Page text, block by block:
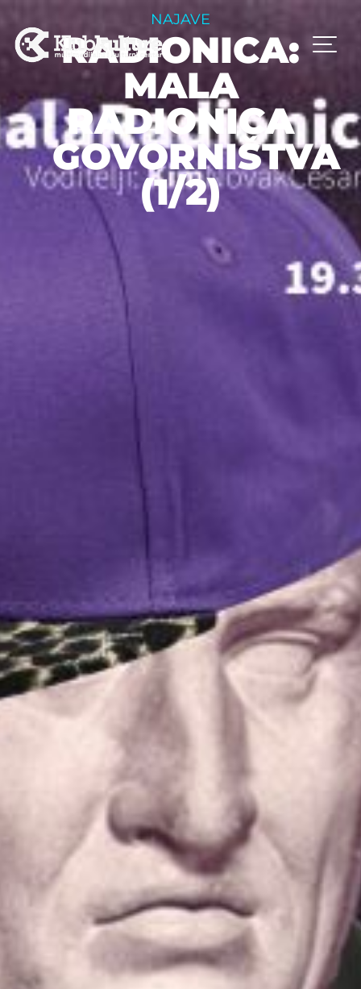
NAJAVE
RADIONICA:
MALA
RADIONICA
GOVORNIŠTVA
(1/2)